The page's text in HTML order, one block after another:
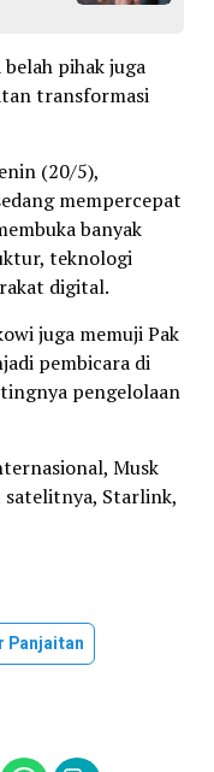
belah pihak juga
transformasi
(20/5),
mempercepat
banyak
teknologi
digital.
juga memuji Pak
pembicara di
pengelolaan
Musk
Starlink,
Panjaitan